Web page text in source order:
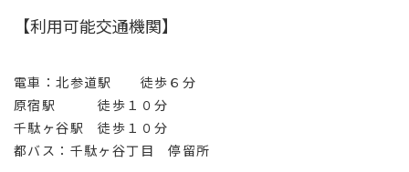
【利用可能交通機関】
電車：北参道駅 徒歩６分
原宿駅 徒歩１０分
千駄ヶ谷駅 徒歩１０分
都バス：千駄ヶ谷丁目 停留所